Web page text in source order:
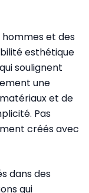
et des
esthétique
soulignent
une
et de
Pas
créés avec
dans des
qui